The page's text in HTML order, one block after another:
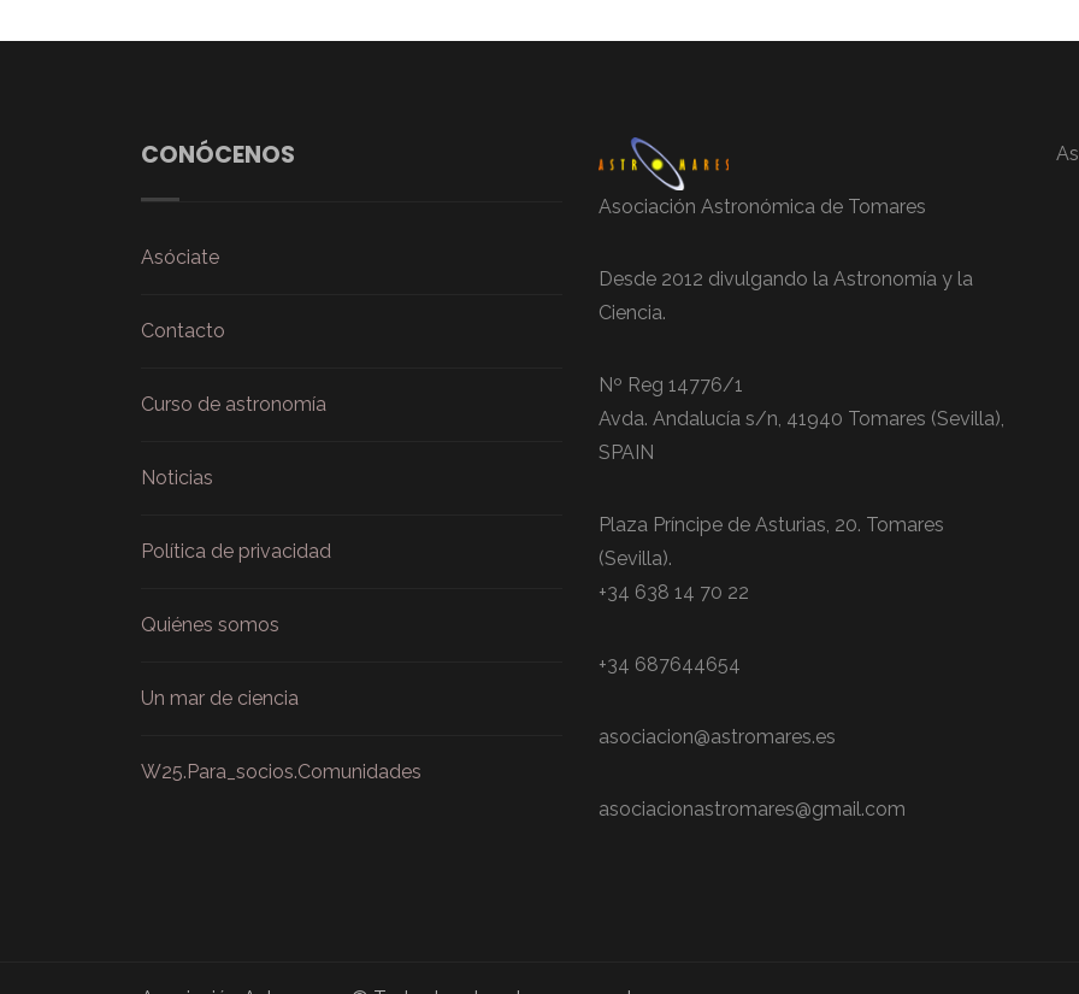
CONÓCENOS
Asóciate
Contacto
Curso de astronomía
Noticias
Política de privacidad
Quiénes somos
Un mar de ciencia
W25.Para_socios.Comunidades
Asociación Astronómica de Tomares
Desde 2012 divulgando la Astronomía y la
Ciencia.
Nº Reg 14776/1
Avda. Andalucía s/n, 41940 Tomares (Sevilla),
SPAIN
Plaza Príncipe de Asturias, 20. Tomares
(Sevilla).
+34 638 14 70 22
+34 687644654
asociacion@astromares.es
asociacionastromares@gmail.com